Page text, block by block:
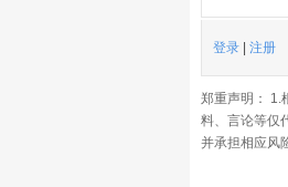
登录 注册
郑重声明： 1.
料、言论等仅
并承担相应风